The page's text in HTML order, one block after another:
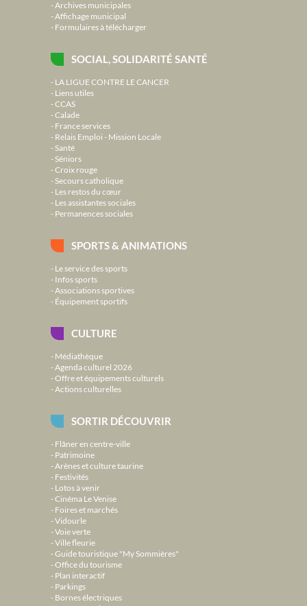
Archives municipales
Affichage municipal
Formulaires à télécharger
SOCIAL, SOLIDARITÉ SANTÉ
LA LIGUE CONTRE LE CANCER
Liens utiles
CCAS
Calade
France services
Relais Emploi - Mission Locale
Santé
Séniors
Croix rouge
Secours catholique
Les restos du cœur
Les assistantes sociales
Permanences sociales
SPORTS & ANIMATIONS
Le service des sports
Infos sports
Associations sportives
Équipement sportifs
CULTURE
Médiathèque
Agenda culturel 2026
Offre et équipements culturels
Actions culturelles
SORTIR DÉCOUVRIR
Flâner en centre-ville
Patrimoine
Arènes et culture taurine
Festivités
Lotos à venir
Cinéma Le Venise
Foires et marchés
Vidourle
Voie verte
Ville fleurie
Guide touristique "My Sommières"
Office du tourisme
Plan interactif
Parkings
Bornes électriques